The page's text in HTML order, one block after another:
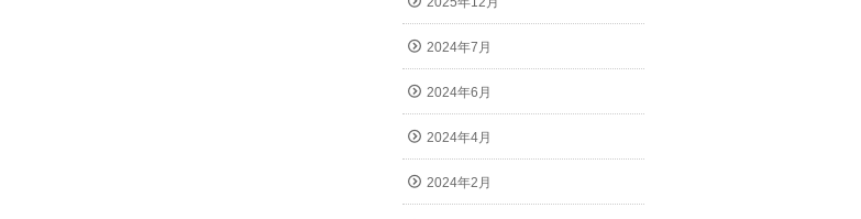
2024年7月
2024年6月
2024年4月
2024年2月